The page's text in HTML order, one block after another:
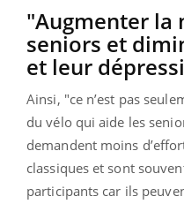
"Augmenter la
seniors et
et leur
Ainsi, "ce n’est pas
du vélo qui aide les
demandent moins
classiques et sont
participants car ils